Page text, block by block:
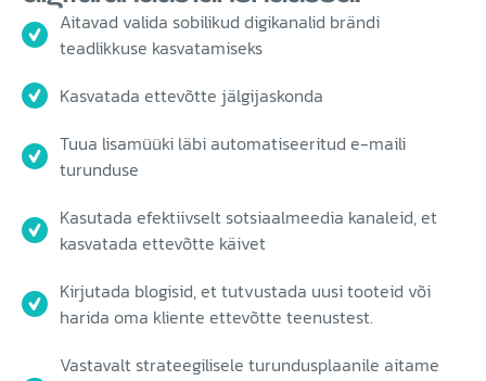
Aitavad valida sobilikud digikanalid brändi
teadlikkuse kasvatamiseks
Kasvatada ettevõtte jälgijaskonda
Tuua lisamüüki läbi automatiseeritud e-maili
turunduse
Kasutada efektiivselt sotsiaalmeedia kanaleid, et
kasvatada ettevõtte käivet
Kirjutada blogisid, et tutvustada uusi tooteid või
harida oma kliente ettevõtte teenustest.
Vastavalt strateegilisele turundusplaanile aitame